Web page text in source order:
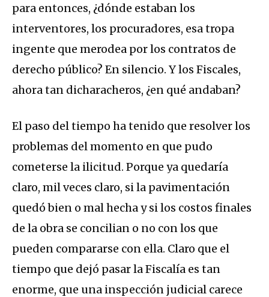
para entonces, ¿dónde estaban los
interventores, los procuradores, esa tropa
ingente que merodea por los contratos de
derecho público? En silencio. Y los Fiscales,
ahora tan dicharacheros, ¿en qué andaban?
El paso del tiempo ha tenido que resolver los
problemas del momento en que pudo
cometerse la ilicitud. Porque ya quedaría
claro, mil veces claro, si la pavimentación
quedó bien o mal hecha y si los costos finales
de la obra se concilian o no con los que
pueden compararse con ella. Claro que el
tiempo que dejó pasar la Fiscalía es tan
enorme, que una inspección judicial carece